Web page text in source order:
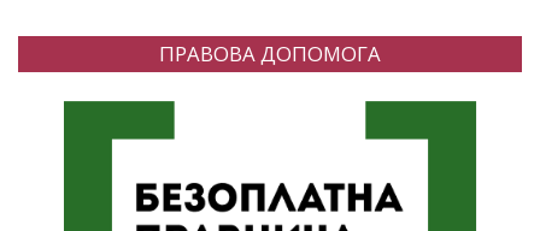
ПРАВОВА ДОПОМОГА